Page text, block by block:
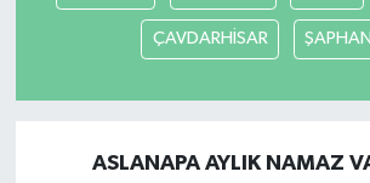
ÇAVDARHİSAR
ASLANAPA AYLIK NAMAZ